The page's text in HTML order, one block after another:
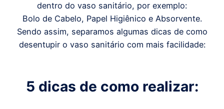
dentro do vaso sanitário, por exemplo:
Bolo de Cabelo, Papel Higiênico e Absorvente.
Sendo assim, separamos algumas dicas de como
desentupir o vaso sanitário com mais facilidade:
5 dicas de como realizar: